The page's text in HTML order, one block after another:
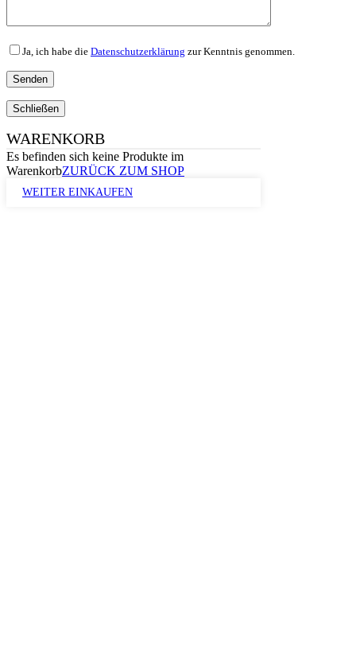
Ja, ich habe die Datenschutzerklärung zur Kenntnis genommen.
Schließen
WARENKORB
Es befinden sich keine Produkte im
WarenkorbZURÜCK ZUM SHOP
WEITER EINKAUFEN